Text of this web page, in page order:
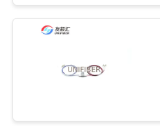
PRIVACY
POLICY